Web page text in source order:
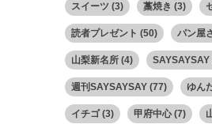
スイーツ (3) 藁焼き (3)
読者プレゼント (50) パン屋
山梨新名所 (4) SAYSAYSAY
週刊SAYSAYSAY (77) ゆん
イチゴ(3) 甲府中心 (7)